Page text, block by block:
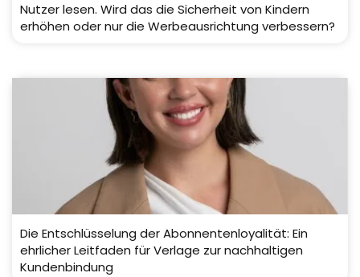
Nutzer lesen. Wird das die Sicherheit von Kindern
erhöhen oder nur die Werbeausrichtung verbessern?
Die Entschlüsselung der Abonnentenloyalität: Ein
ehrlicher Leitfaden für Verlage zur nachhaltigen
Kundenbindung